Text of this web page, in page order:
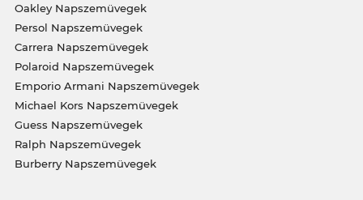
Oakley Napszemüvegek
Persol Napszemüvegek
Carrera Napszemüvegek
Polaroid Napszemüvegek
Emporio Armani Napszemüvegek
Michael Kors Napszemüvegek
Guess Napszemüvegek
Ralph Napszemüvegek
Burberry Napszemüvegek